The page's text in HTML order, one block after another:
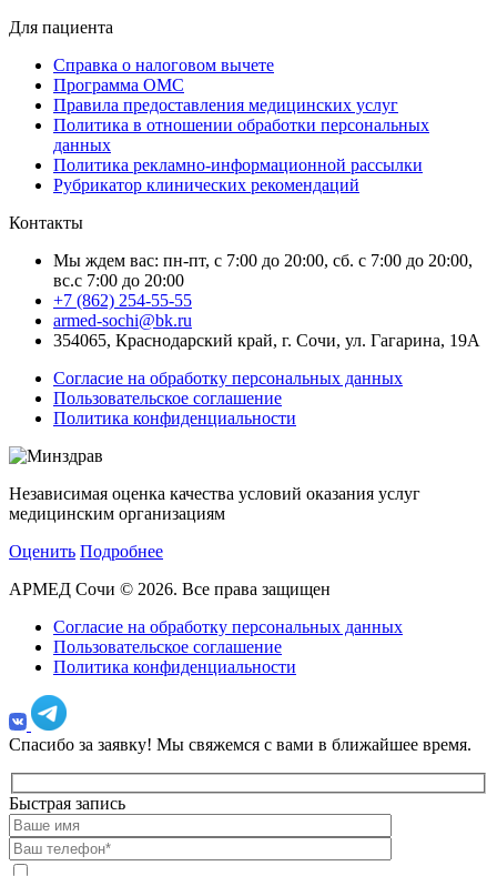
Для пациента
Справка о налоговом вычете
Программа ОМС
Правила предоставления медицинских услуг
Политика в отношении обработки персональных
данных
Политика рекламно-информационной рассылки
Рубрикатор клинических рекомендаций
Контакты
Мы ждем вас: пн-пт, с 7:00 до 20:00, сб. с 7:00 до 20:00,
вс.с 7:00 до 20:00
+7 (862) 254-55-55
armed-sochi@bk.ru
354065, Краснодарский край, г. Сочи, ул. Гагарина, 19А
Согласие на обработку персональных данных
Пользовательское соглашение
Политика конфиденциальности
Независимая оценка качества условий оказания услуг
медицинским организациям
Оценить Подробнее
АРМЕД Сочи © 2026. Все права защищен
Согласие на обработку персональных данных
Пользовательское соглашение
Политика конфиденциальности
Спасибо за заявку! Мы свяжемся с вами в ближайшее время.
Быстрая запись